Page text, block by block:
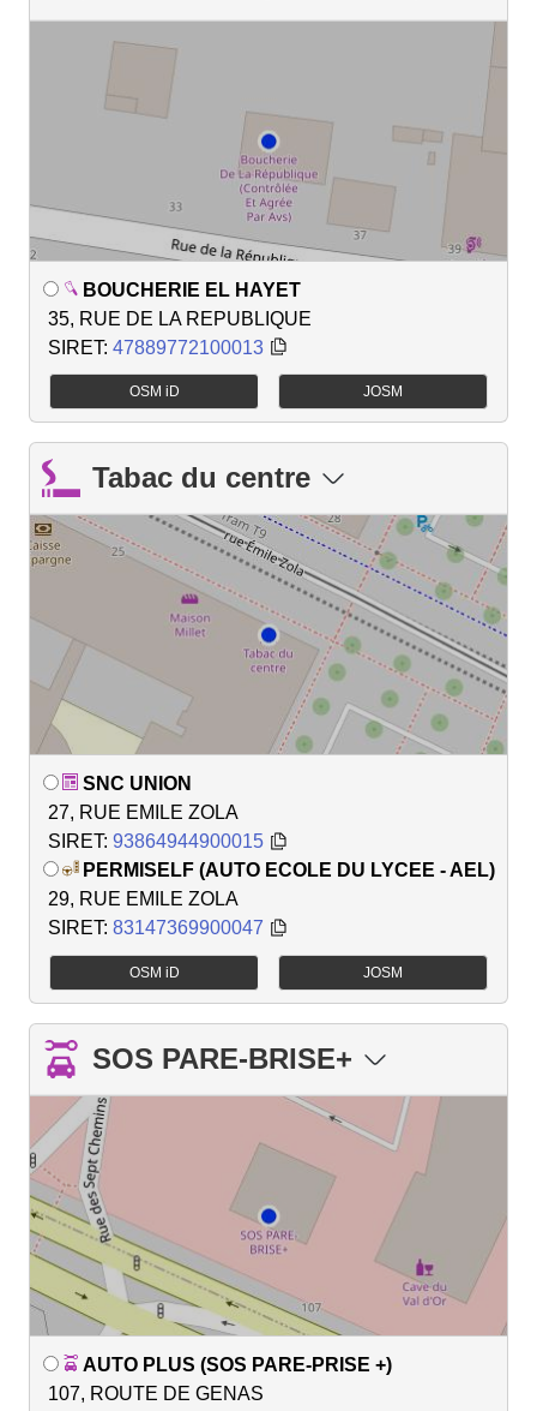
BOUCHERIE EL HAYET
35, RUE DE LA REPUBLIQUE
SIRET: 47889772100013
OSM iD JOSM
Tabac du centre
SNC UNION
27, RUE EMILE ZOLA
SIRET: 93864944900015
PERMISELF (AUTO ECOLE DU LYCEE - AEL)
29, RUE EMILE ZOLA
SIRET: 83147369900047
OSM iD JOSM
SOS PARE-BRISE+
AUTO PLUS (SOS PARE-PRISE +)
107, ROUTE DE GENAS